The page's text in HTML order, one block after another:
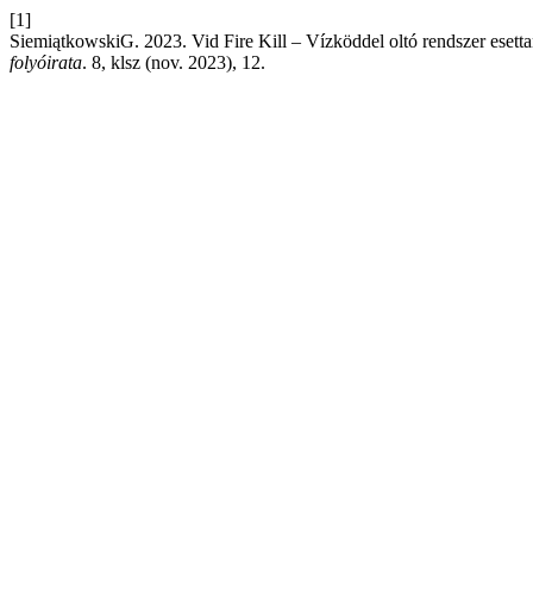
[1]
SiemiątkowskiG. 2023. Vid Fire Kill – Vízköddel oltó rendszer
folyóirata. 8, klsz (nov. 2023), 12.